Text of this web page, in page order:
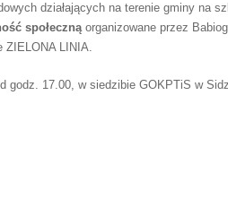
działających na terenie gminy na
społecznąorganizowane przez
ZIELONA LINIA.
godz. 17.00, w siedzibie GOKPTiS w